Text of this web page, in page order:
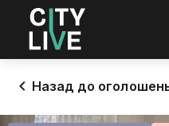
Назад до